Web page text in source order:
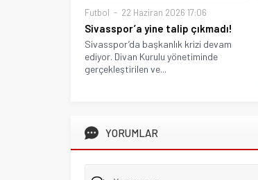
Futbol 22 Haziran 2026 17:06
Sivasspor’a yine talip çıkmadı!
Sivasspor’da başkanlık krizi devam
ediyor. Divan Kurulu yönetiminde
gerçekleştirilen ve...
YORUMLAR